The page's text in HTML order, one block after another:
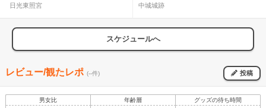
日光東照宮
中城城跡
スケジュールへ
レビュー/観たレポ (--件) 投稿
男女比 年齢層 グッズの待ち時間